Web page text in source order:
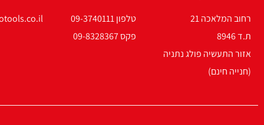
רחוב המלאכה 21
ת.ד 8946
אזור התעשיה פולג נתניה
(חנייה חינם)
טלפון 09-3740111
פקס 09-8328367